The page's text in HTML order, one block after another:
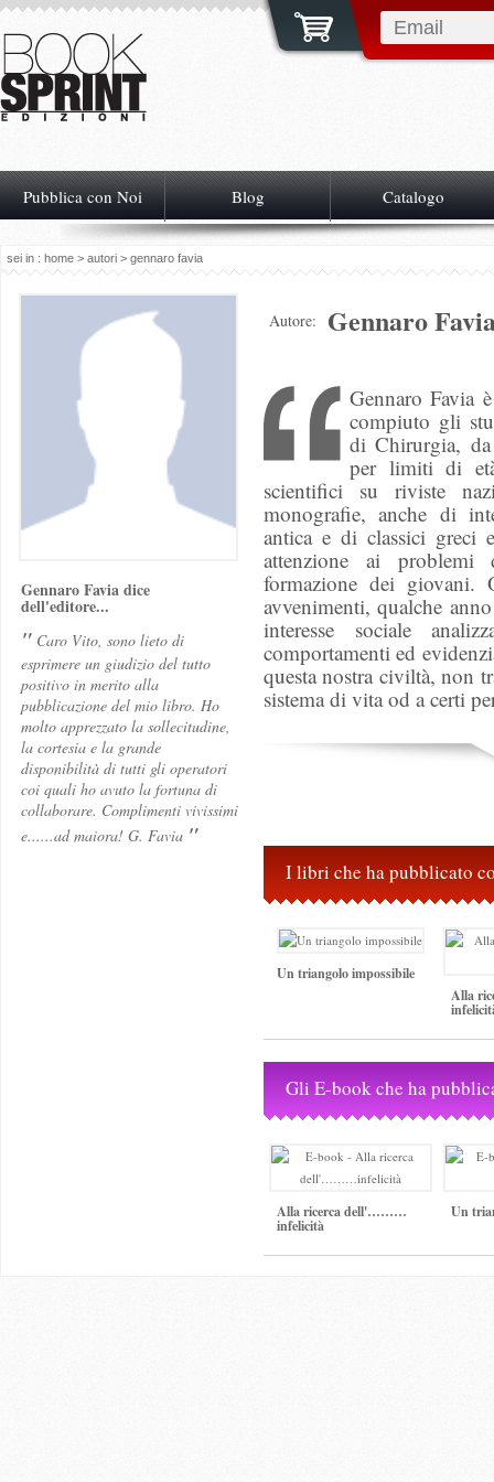
Pubblica con Noi Blog Catalogo
sei in : home > autori > gennaro favia
Gennaro Favia dice
dell'editore...
" Caro Vito, sono lieto di
esprimere un giudizio del tutto
positivo in merito alla
pubblicazione del mio libro. Ho
molto apprezzato la sollecitudine,
la cortesia e la grande
disponibilità di tutti gli operatori
coi quali ho avuto la fortuna di
collaborare. Complimenti vivissimi
e......ad maiora! G. Favia "
Autore: Gennaro
Gennaro Favia
compiuto gli
di Chirurgia, da
per limiti di
scientifici su riviste
monografie, anche di
antica e di classici greci
attenzione ai
formazione dei giovani.
avvenimenti, qualche
interesse sociale
comportamenti ed
questa nostra civiltà, non
sistema di vita od a certi
I libri che ha pubblicato
Un triangolo impossibile
Alla
Gli E-book che ha
Alla ricerca dell'………
infelicità
Un